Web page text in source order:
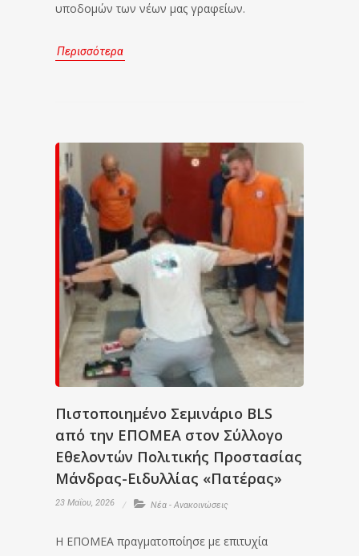
υποδομών των νέων μας γραφείων.
Περισσότερα
Πιστοποιημένο Σεμινάριο BLS
από την ΕΠΟΜΕΑ στον Σύλλογο
Εθελοντών Πολιτικής Προστασίας
Μάνδρας-Ειδυλλίας «Πατέρας»
23 Μαΐου, 2026 Νέα - Ανακοινώσεις
Η ΕΠΟΜΕΑ πραγματοποίησε με επιτυχία